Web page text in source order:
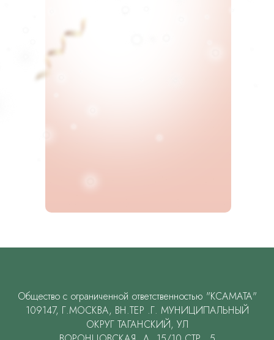
Общество с ограниченной ответственностью "КСАМАТА"
109147, Г.МОСКВА, ВН.ТЕР .Г. МУНИЦИПАЛЬНЫЙ
ОКРУГ ТАГАНСКИЙ, УЛ